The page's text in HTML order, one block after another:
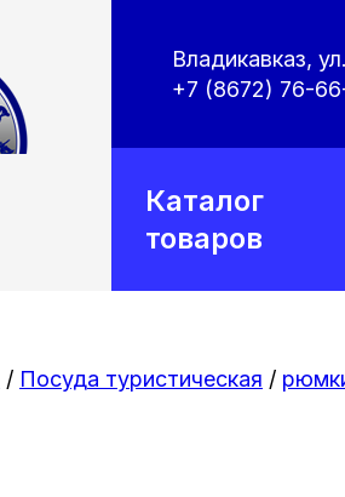
Владикавказ,
+7 (8672) 76-
Каталог
товаров
/ Посуда туристическая /